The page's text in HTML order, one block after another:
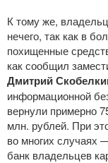
К тому же,
нечего, так как в
похищенные
как сообщил
Дмитрий
информационной
вернули примерно
млн. рублей. При
во многих случаях
банк владельцев